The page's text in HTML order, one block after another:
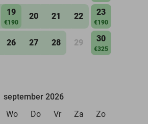
19
€190
20 21 22 23
€190
26 27 28 29 30
€325
september 2026
Wo Do Vr Za Zo